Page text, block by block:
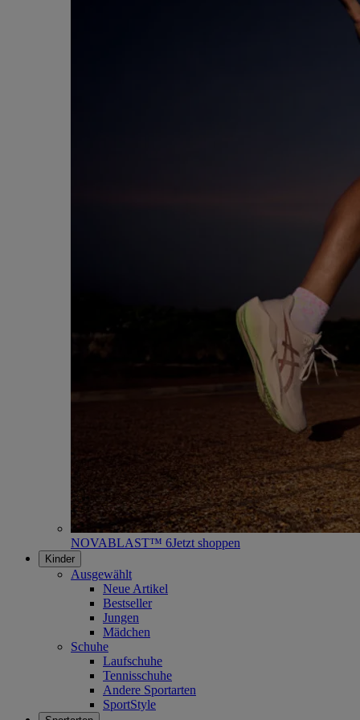
NOVABLAST™ 6Jetzt shoppen
Kinder
Ausgewählt
Neue Artikel
Bestseller
Jungen
Mädchen
Schuhe
Laufschuhe
Tennisschuhe
Andere Sportarten
SportStyle